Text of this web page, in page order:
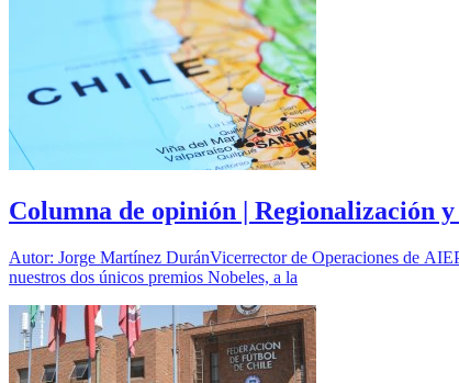
Columna de opinión | Regionalización
Autor: Jorge Martínez DuránVicerrector de Operaciones de
nuestros dos únicos premios Nobeles, a la